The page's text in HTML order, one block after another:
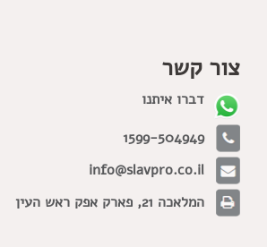
צור קשר
דברו איתנו
1599-504949
info@slavpro.co.il
המלאכה 21, פארק אפק ראש העין